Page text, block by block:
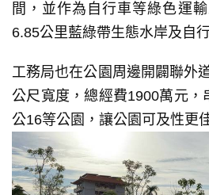
間，並作為自行車等綠色運
6.85公里藍綠帶生態水岸及自
工務局也在公園周邊開闢聯外
公尺寬度，總經費1900萬元，
公16等公園，讓公園可及性更